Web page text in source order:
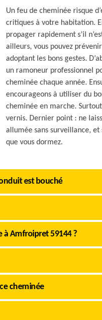
Un feu de cheminée risque
critiques à votre habitation.
propager rapidement s’il
ailleurs, vous pouvez
adoptant les bons gestes.
un ramoneur professionnel
cheminée chaque année.
encourageons à utiliser du
cheminée en marche.
vernis. Dernier point : ne
allumée sans surveillance,
que vous dormez.
est bouché
à Amfroipret 59144 ?
cheminée